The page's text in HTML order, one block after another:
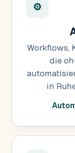
⚙
Workflows,
die
in